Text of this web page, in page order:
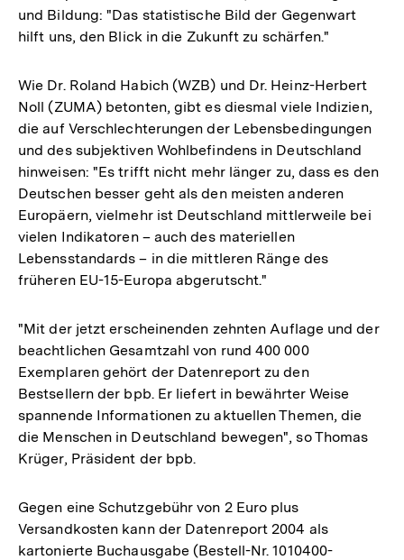
und Bildung: "Das statistische Bild der Gegenwart
hilft uns, den Blick in die Zukunft zu schärfen."
Wie Dr. Roland Habich (WZB) und Dr. Heinz-Herbert
Noll (ZUMA) betonten, gibt es diesmal viele Indizien,
die auf Verschlechterungen der Lebensbedingungen
und des subjektiven Wohlbefindens in Deutschland
hinweisen: "Es trifft nicht mehr länger zu, dass es den
Deutschen besser geht als den meisten anderen
Europäern, vielmehr ist Deutschland mittlerweile bei
vielen Indikatoren – auch des materiellen
Lebensstandards – in die mittleren Ränge des
früheren EU-15-Europa abgerutscht."
"Mit der jetzt erscheinenden zehnten Auflage und der
beachtlichen Gesamtzahl von rund 400 000
Exemplaren gehört der Datenreport zu den
Bestsellern der bpb. Er liefert in bewährter Weise
spannende Informationen zu aktuellen Themen, die
die Menschen in Deutschland bewegen", so Thomas
Krüger, Präsident der bpb.
Gegen eine Schutzgebühr von 2 Euro plus
Versandkosten kann der Datenreport 2004 als
kartonierte Buchausgabe (Bestell-Nr. 1010400-